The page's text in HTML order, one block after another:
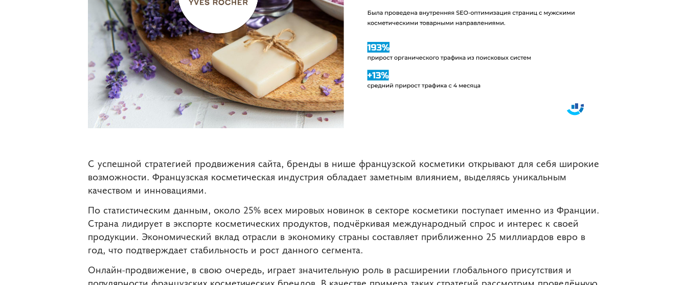
С успешной стратегией продвижения сайта, бренды в нише французской косметики открывают для себя широкие
возможности. Французская косметическая индустрия обладает заметным влиянием, выделяясь уникальным
качеством и инновациями.
По статистическим данным, около 25% всех мировых новинок в секторе косметики поступает именно из Франции.
Страна лидирует в экспорте косметических продуктов, подчёркивая международный спрос и интерес к своей
продукции. Экономический вклад отрасли в экономику страны составляет приближенно 25 миллиардов евро в
год, что подтверждает стабильность и рост данного сегмента.
Онлайн-продвижение, в свою очередь, играет значительную роль в расширении глобального присутствия и
популярности французских косметических брендов. В качестве примера таких стратегий рассмотрим проведённую